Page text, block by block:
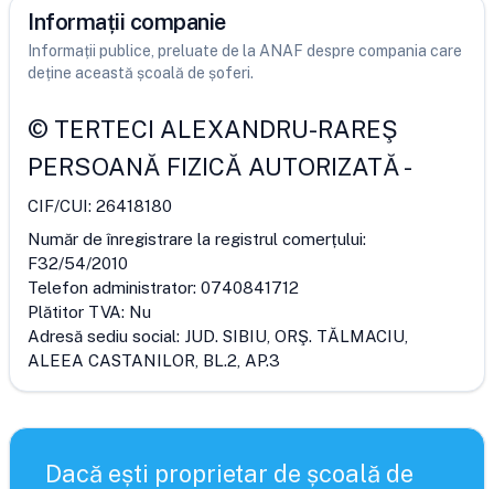
Informații companie
Informații publice, preluate de la ANAF despre compania care
deține această școală de șoferi.
© TERTECI ALEXANDRU-RAREŞ
PERSOANĂ FIZICĂ AUTORIZATĂ-
CIF/CUI: 26418180
Număr de înregistrare la registrul comerțului:
F32/54/2010
Telefon administrator: 0740841712
Plătitor TVA: Nu
Adresă sediu social: JUD. SIBIU, ORŞ. TĂLMACIU,
ALEEA CASTANILOR, BL.2, AP.3
Dacă ești proprietar de școală de